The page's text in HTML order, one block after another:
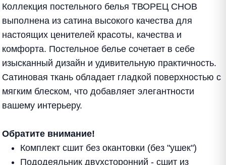
Коллекция постельного белья ТВОРЕЦ СНОВ
выполнена из сатина высокого качества для
настоящих ценителей красоты, качества и
комфорта. Постельное белье сочетает в себе
изысканный дизайн и удивительную практичность.
Сатиновая ткань обладает гладкой поверхностью с
мягким блеском, что добавляет элегантности
вашему интерьеру.
Обратите внимание!
Комплект сшит без окантовки (без "ушек")
Пододеяльник двухсторонний - сшит из